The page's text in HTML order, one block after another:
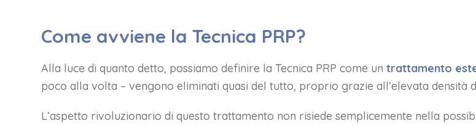
Come avviene la Tecnica PRP?
Alla luce di quanto detto, possiamo definire la Tecnica PRP come un trattamento
poco alla volta – vengono eliminati quasi del tutto, proprio grazie all’elevata densità
L’aspetto rivoluzionario di questo trattamento non risiede semplicemente nella